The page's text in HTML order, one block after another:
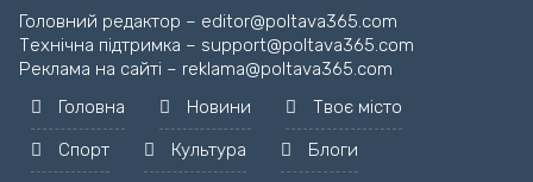
Головний редактор – editor@poltava365.com
Технічна підтримка – support@poltava365.com
Реклама на сайті – reklama@poltava365.com
Головна
Новини
Твоє місто
Спорт
Культура Блоги